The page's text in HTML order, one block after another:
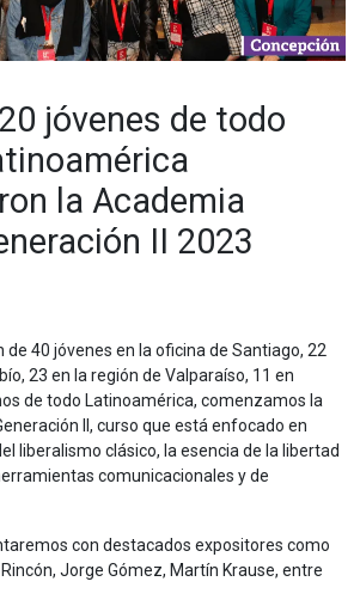
jóvenes de todo
la Academia
II 2023
de 40 jóvenes en la oficina de Santiago, 22
23 en la región de Valparaíso, 11 en
de todo Latinoamérica, comenzamos la
II, curso que está enfocado en
liberalismo clásico, la esencia de la libertad
comunicacionales y de
con destacados expositores como
Jorge Gómez, Martín Krause, entre